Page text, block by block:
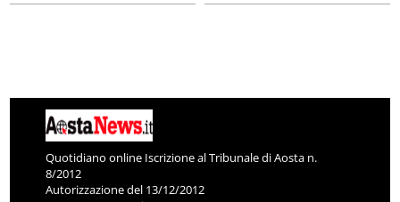
Quotidiano online Iscrizione al Tribunale di Aosta n.
8/2012
Autorizzazione del 13/12/2012